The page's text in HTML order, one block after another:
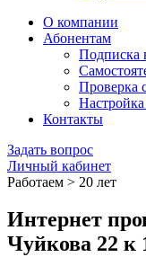
О компании
Абонентам
Подписка
Проверка
Контакты
Задать вопрос
Личный кабинет
Работаем > 20 лет
Интернет
Чуйкова 22 к